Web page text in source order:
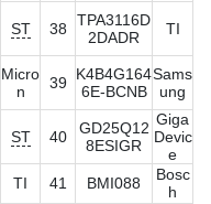
ST 38
TPA3116D
2DADR
TI
Micro
n
39 K4B4G164
6E-BCNB
Sams
ung
ST 40
GD25Q12
8ESIGR
Giga
Devic
e
TI 41 BMI088
Bosc
h